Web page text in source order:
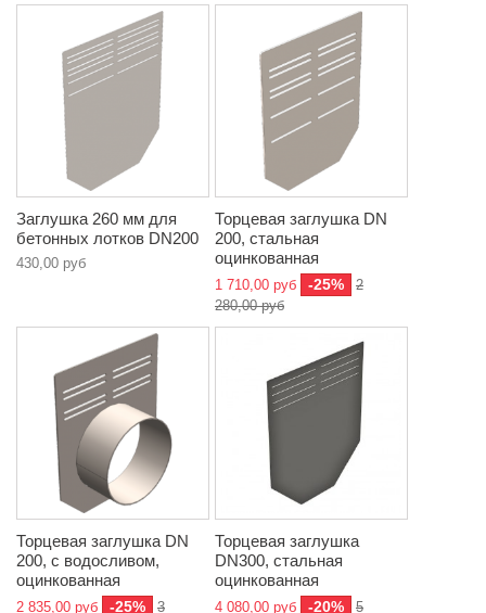
Заглушка 260 мм для
бетонных лотков DN200
430,00 руб
Торцевая заглушка DN
200, стальная
оцинкованная
1 710,00 руб -25%
2
280,00 руб
Торцевая заглушка DN
200, с водосливом,
оцинкованная
2 835,00 руб -25% 3
Торцевая заглушка
DN300, стальная
оцинкованная
4 080,00 руб -20% 5